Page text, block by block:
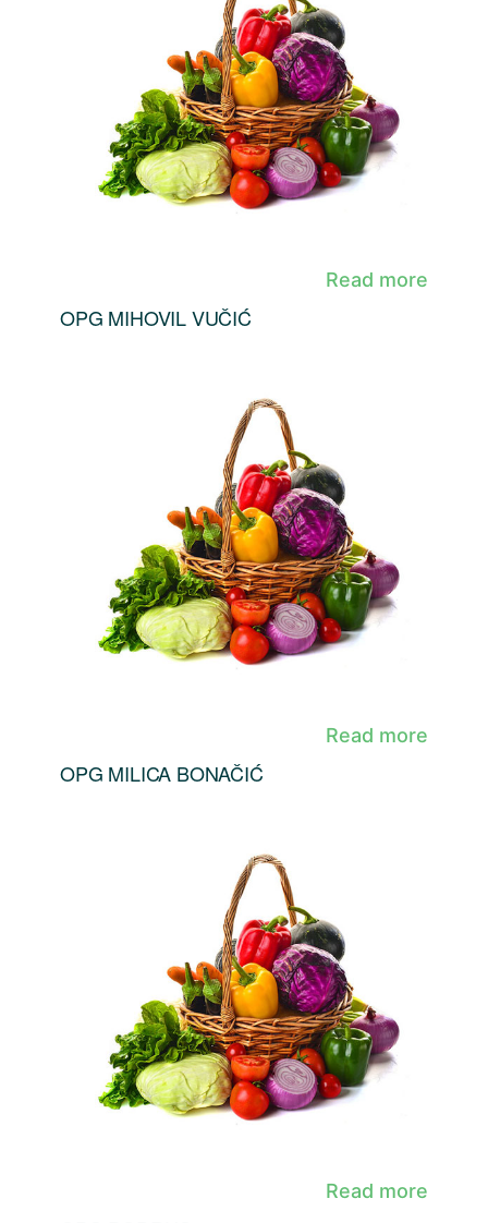
OPG MIHOVIL VUČIĆ
Read more
OPG MILICA BONAČIĆ
Read more
Read more